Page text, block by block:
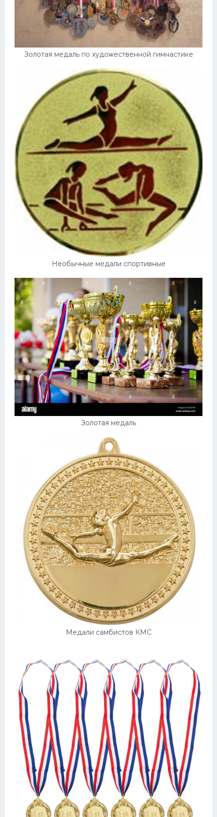
Золотая медаль по художественной гимнастике
Необычные медали спортивные
Золотая медаль
Медали самбистов КМС